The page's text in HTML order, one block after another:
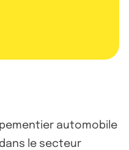
automobile
le secteur